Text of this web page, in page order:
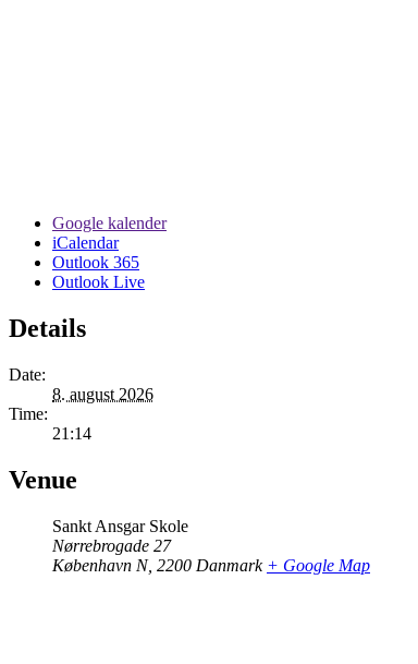
Google kalender
iCalendar
Outlook 365
Outlook Live
Details
Date:
8. august 2026
Time:
21:14
Venue
Sankt Ansgar Skole
Nørrebrogade 27
København N, 2200 Danmark + Google Map